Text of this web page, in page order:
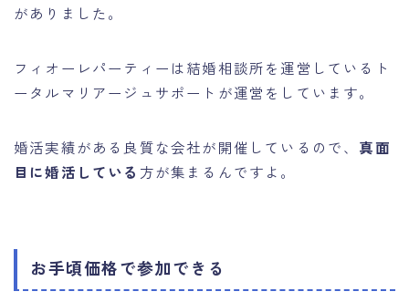
がありました。
フィオーレパーティーは結婚相談所を運営しているト
ータルマリアージュサポートが運営をしています。
婚活実績がある良質な会社が開催しているので、 真面
目に婚活している 方が集まるんですよ。
お手頃価格で参加できる